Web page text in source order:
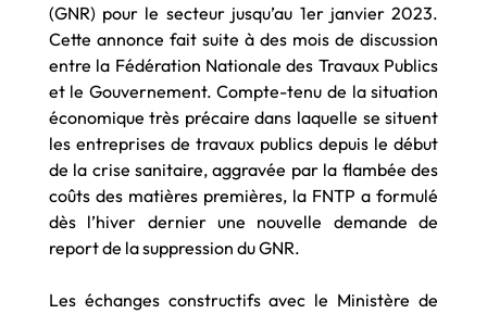
(GNR) pour le secteur jusqu’au 1er janvier 2023.
Cette annonce fait suite à des mois de discussion
entre la Fédération Nationale des Travaux Publics
et le Gouvernement. Compte-tenu de la situation
économique très précaire dans laquelle se situent
les entreprises de travaux publics depuis le début
de la crise sanitaire, aggravée par la flambée des
coûts des matières premières, la FNTP a formulé
dès l’hiver dernier une nouvelle demande de
report de la suppression du GNR.
Les échanges constructifs avec le Ministère de